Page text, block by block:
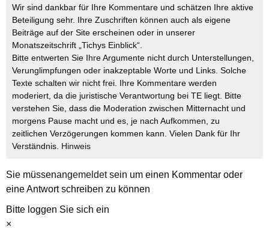
Wir sind dankbar für Ihre Kommentare und schätzen Ihre aktive
Beteiligung sehr. Ihre Zuschriften können auch als eigene
Beiträge auf der Site erscheinen oder in unserer
Monatszeitschrift „Tichys Einblick“.
Bitte entwerten Sie Ihre Argumente nicht durch Unterstellungen,
Verunglimpfungen oder inakzeptable Worte und Links. Solche
Texte schalten wir nicht frei. Ihre Kommentare werden
moderiert, da die juristische Verantwortung bei TE liegt. Bitte
verstehen Sie, dass die Moderation zwischen Mitternacht und
morgens Pause macht und es, je nach Aufkommen, zu
zeitlichen Verzögerungen kommen kann. Vielen Dank für Ihr
Verständnis. Hinweis
Sie müssenangemeldetsein um einen Kommentar oder
eine Antwort schreiben zu können
Bitte loggen Sie sich ein
×